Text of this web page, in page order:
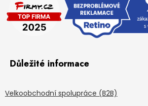
Důležité informace
Velkoobchodní spolupráce (B2B)